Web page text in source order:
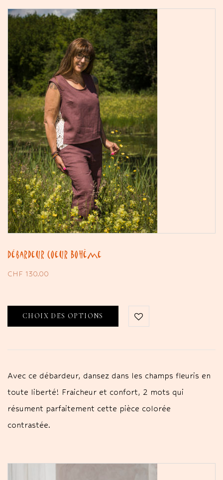
Débardeur Coeur Bohème
CHF 130.00
CHOIX DES OPTIONS
Avec ce débardeur, dansez dans les champs fleuris en
toute liberté! Fraicheur et confort, 2 mots qui
résument parfaitement cette pièce colorée
contrastée.